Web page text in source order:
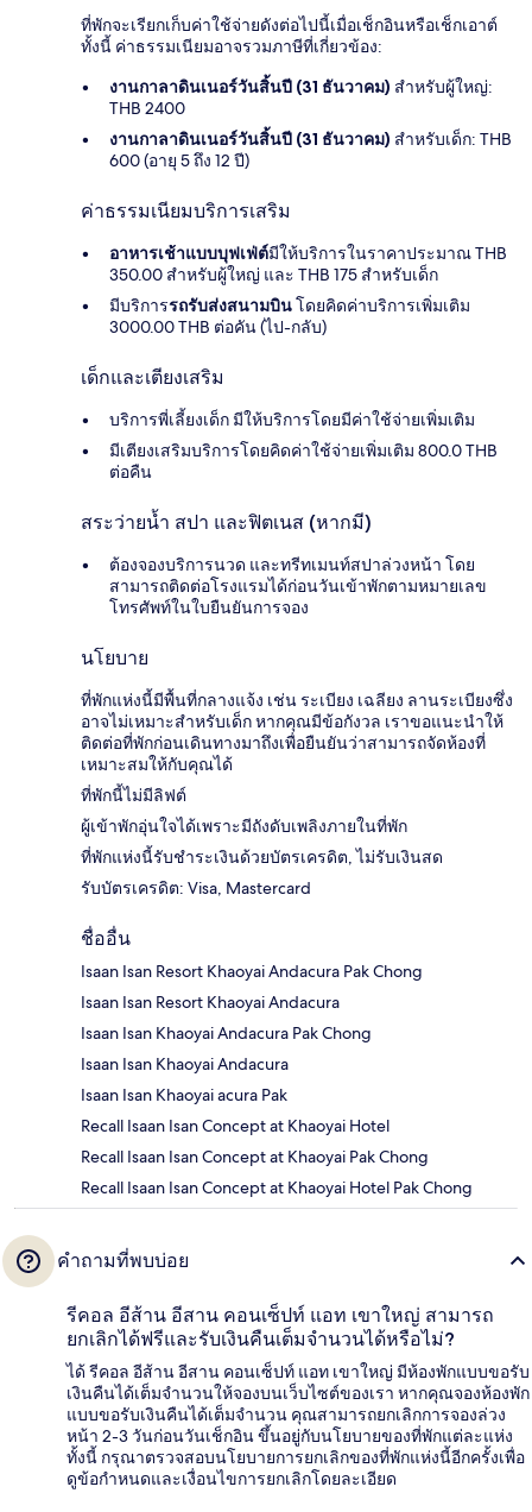
ที่พักจะเรียกเก็บค่าใช้จ่ายดังต่อไปนี้เมื่อเช็กอินหรือเช็กเอาต์
ทั้งนี้ ค่าธรรมเนียมอาจรวมภาษีที่เกี่ยวข้อง:
งานกาลาดินเนอร์วันสิ้นปี (31 ธันวาคม) สำหรับผู้ใหญ่:
THB 2400
งานกาลาดินเนอร์วันสิ้นปี (31 ธันวาคม) สำหรับเด็ก: THB
600 (อายุ 5 ถึง 12 ปี)
ค่าธรรมเนียมบริการเสริม
อาหารเช้าแบบบุฟเฟ่ต์มีให้บริการในราคาประมาณ THB
350.00 สำหรับผู้ใหญ่ และ THB 175 สำหรับเด็ก
มีบริการรถรับส่งสนามบินโดยคิดค่าบริการเพิ่มเติม
3000.00 THB ต่อคัน (ไป-กลับ)
เด็กและเตียงเสริม
บริการพี่เลี้ยงเด็ก มีให้บริการโดยมีค่าใช้จ่ายเพิ่มเติม
มีเตียงเสริมบริการโดยคิดค่าใช้จ่ายเพิ่มเติม 800.0 THB
ต่อคืน
สระว่ายน้ำ สปา และฟิตเนส (หากมี)
ต้องจองบริการนวด และทรีทเมนท์สปาล่วงหน้า โดย
สามารถติดต่อโรงแรมได้ก่อนวันเข้าพักตามหมายเลข
โทรศัพท์ในใบยืนยันการจอง
นโยบาย
ที่พักแห่งนี้มีพื้นที่กลางแจ้ง เช่น ระเบียง เฉลียง ลานระเบียงซึ่ง
อาจไม่เหมาะสำหรับเด็ก หากคุณมีข้อกังวล เราขอแนะนำให้
ติดต่อที่พักก่อนเดินทางมาถึงเพื่อยืนยันว่าสามารถจัดห้องที่
เหมาะสมให้กับคุณได้
ที่พักนี้ไม่มีลิฟต์
ผู้เข้าพักอุ่นใจได้เพราะมีถังดับเพลิงภายในที่พัก
ที่พักแห่งนี้รับชำระเงินด้วยบัตรเครดิต, ไม่รับเงินสด
รับบัตรเครดิต: Visa, Mastercard
ชื่ออื่น
Isaan Isan Resort Khaoyai Andacura Pak Chong
Isaan Isan Resort Khaoyai Andacura
Isaan Isan Khaoyai Andacura Pak Chong
Isaan Isan Khaoyai Andacura
Isaan Isan Khaoyai acura Pak
Recall Isaan Isan Concept at Khaoyai Hotel
Recall Isaan Isan Concept at Khaoyai Pak Chong
Recall Isaan Isan Concept at Khaoyai Hotel Pak Chong
คำถามที่พบบ่อย
รีคอล อีส้าน อีสาน คอนเซ็ปท์ แอท เขาใหญ่ สามารถ
ยกเลิกได้ฟรีและรับเงินคืนเต็มจำนวนได้หรือไม่?
ได้ รีคอล อีส้าน อีสาน คอนเซ็ปท์ แอท เขาใหญ่ มีห้องพักแบบขอรับ
เงินคืนได้เต็มจำนวนให้จองบนเว็บไซต์ของเรา หากคุณจองห้องพัก
แบบขอรับเงินคืนได้เต็มจำนวน คุณสามารถยกเลิกการจองล่วง
หน้า 2-3 วันก่อนวันเช็กอิน ขึ้นอยู่กับนโยบายของที่พักแต่ละแห่ง
ทั้งนี้ กรุณาตรวจสอบนโยบายการยกเลิกของที่พักแห่งนี้อีกครั้งเพื่อ
ดูข้อกำหนดและเงื่อนไขการยกเลิกโดยละเอียด